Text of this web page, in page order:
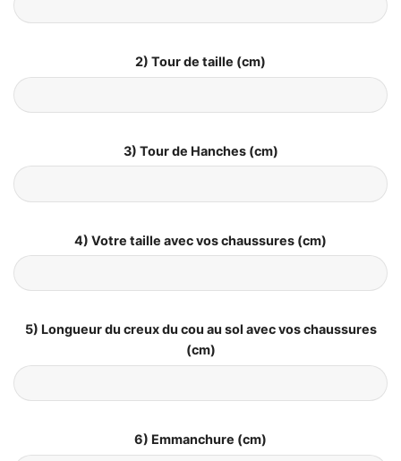
2) Tour de taille (cm)
3) Tour de Hanches (cm)
4) Votre taille avec vos chaussures (cm)
5) Longueur du creux du cou au sol avec vos chaussures
(cm)
6) Emmanchure (cm)